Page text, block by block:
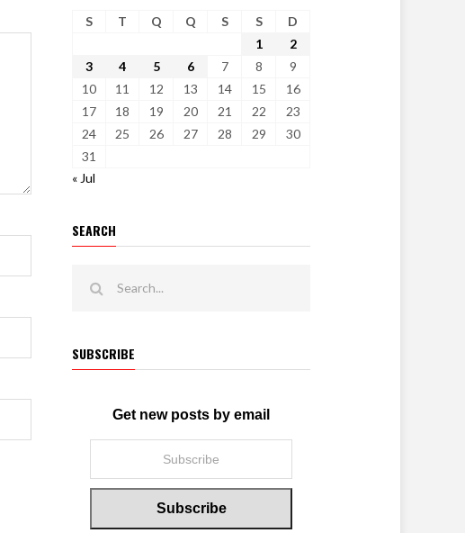
S
T Q Q S S
D
1
2
3
4 5 6 7 8
9
10
11 12 13 14 15
16
17
18 19 20 21 22
23
24
25 26 27 28 29
30
31
« Jul
SEARCH
SUBSCRIBE
Get new posts by email